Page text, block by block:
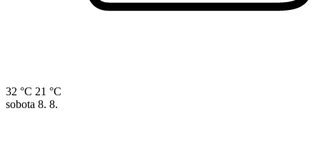
32 °C 21 °C
sobota 8. 8.